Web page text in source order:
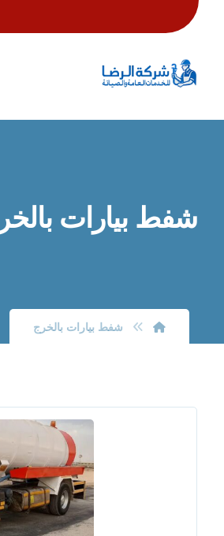
شفط بيارات
شفط بيارات بالخرج